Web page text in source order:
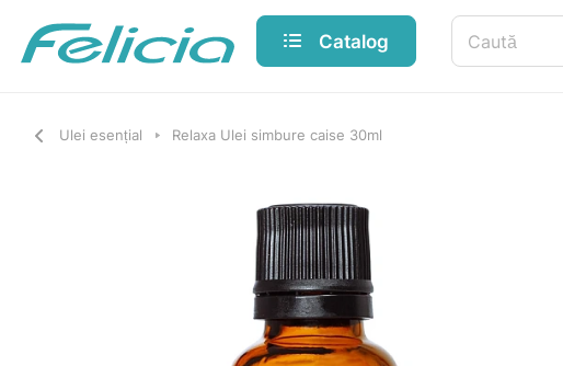
Catalog
Ulei esențial Relaxa Ulei simbure caise 30ml